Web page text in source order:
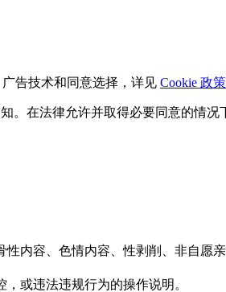
告技术和同意选择，详见 Cookie 政策
在法律允许并取得必要同意的情
内容、色情内容、性剥削、非自愿
或违法违规行为的操作说明。